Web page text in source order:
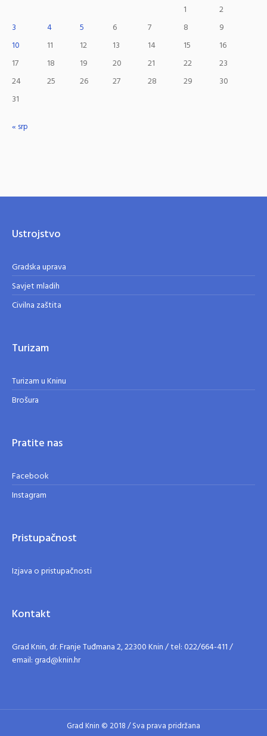
1
2
3
4 5 6 7 8
9
10
11 12 13 14 15
16
17
18 19 20 21 22
23
24
25 26 27 28 29
30
31
« srp
Ustrojstvo
Gradska uprava
Savjet mladih
Civilna zaštita
Turizam
Turizam u Kninu
Brošura
Pratite nas
Facebook
Instagram
Pristupačnost
Izjava o pristupačnosti
Kontakt
Grad Knin, dr. Franje Tuđmana 2, 22300 Knin / tel: 022/664-411 /
email: grad@knin.hr
Grad Knin © 2018 / Sva prava pridržana